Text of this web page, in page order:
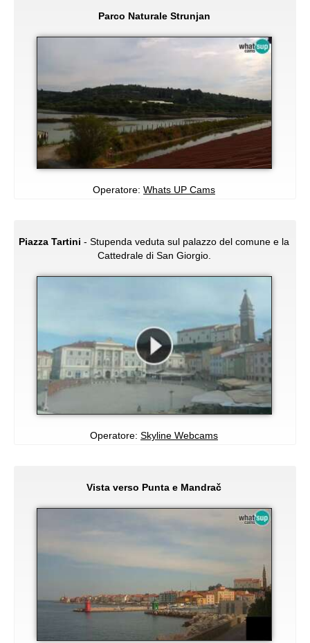
Parco Naturale Strunjan
Operatore: Whats UP Cams
Piazza Tartini - Stupenda veduta sul palazzo del comune e la
Cattedrale di San Giorgio.
Operatore: Skyline Webcams
Vista verso Punta e Mandrač